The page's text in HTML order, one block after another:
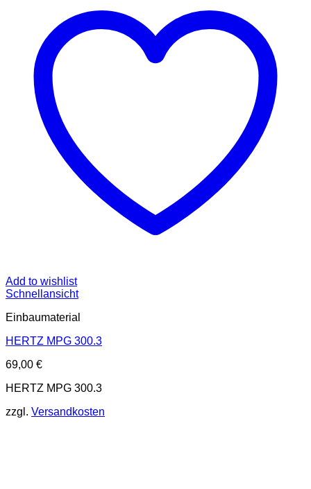
Add to wishlist
Schnellansicht
Einbaumaterial
HERTZ MPG 300.3
69,00 €
HERTZ MPG 300.3
zzgl. Versandkosten